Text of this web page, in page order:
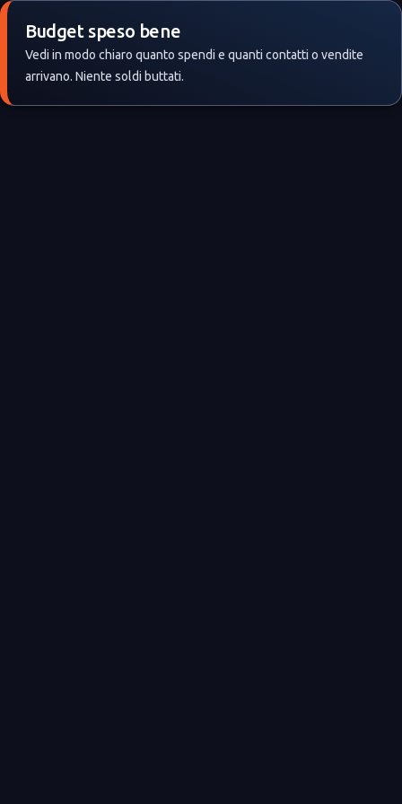
Budget speso bene
Vedi in modo chiaro quanto spendi e quanti contatti o vendite
arrivano. Niente soldi buttati.